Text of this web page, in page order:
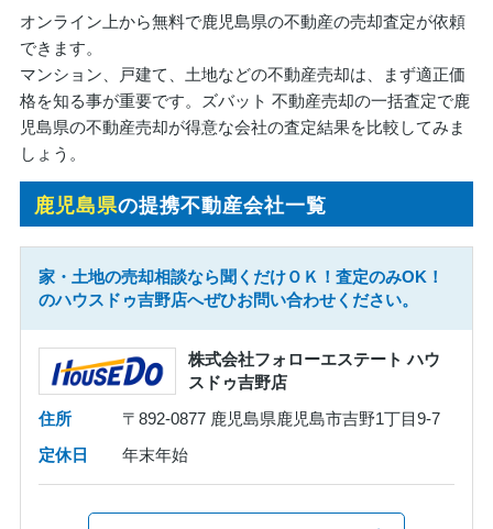
オンライン上から無料で鹿児島県の不動産の売却査定が依頼
できます。
マンション、戸建て、土地などの不動産売却は、まず適正価
格を知る事が重要です。ズバット 不動産売却の一括査定で鹿
児島県の不動産売却が得意な会社の査定結果を比較してみま
しょう。
鹿児島県の提携不動産会社一覧
家・土地の売却相談なら聞くだけＯＫ！査定のみOK！
のハウスドゥ吉野店へぜひお問い合わせください。
株式会社フォローエステート ハウ
スドゥ吉野店
住所
〒892-0877 鹿児島県鹿児島市吉野1丁目9-7
定休日
年末年始